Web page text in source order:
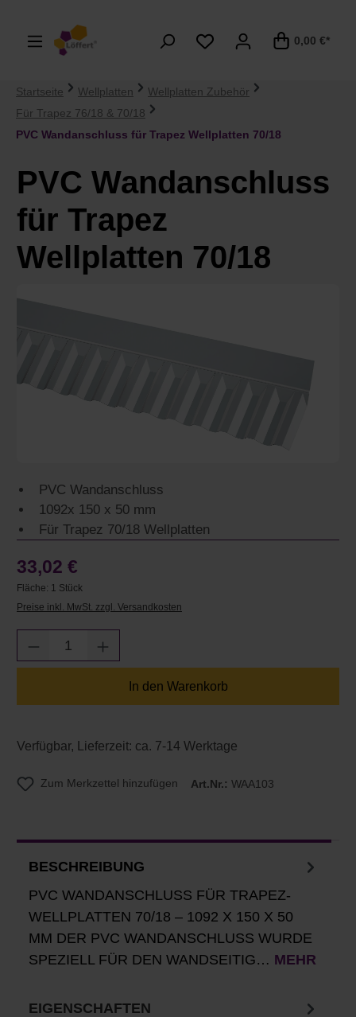
0,00 €*
Startseite Wellplatten
Wellplatten Zubehör
Für Trapez 76/18 & 70/18
PVC Wandanschluss für Trapez Wellplatten 70/18
PVC Wandanschluss
für Trapez
Wellplatten 70/18
PVC Wandanschluss
1092x 150 x 50 mm
Für Trapez 70/18 Wellplatten
33,02 €
Fläche: 1 Stück
Preise inkl. MwSt. zzgl. Versandkosten
Produkt Anzahl: Gib den gewünschten
In den Warenkorb
Verfügbar, Lieferzeit: ca. 7-14 Werktage
Zum Merkzettel hinzufügen Art.Nr.: WAA103
BESCHREIBUNG
PVC WANDANSCHLUSS FÜR TRAPEZ-
WELLPLATTEN 70/18 – 1092 X 150 X 50
MM DER PVC WANDANSCHLUSS WURDE
SPEZIELL FÜR DEN WANDSEITIG… MEHR
EIGENSCHAFTEN